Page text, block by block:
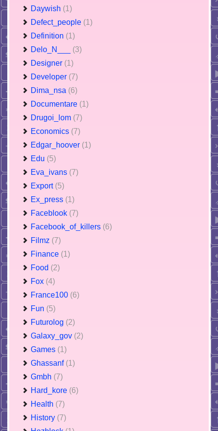
Daywish (1)
Defect_people (1)
Definition (1)
Delo_N___ (3)
Designer (1)
Developer (7)
Dima_nsa (6)
Documentare (1)
Drugoi_lom (7)
Economics (7)
Edgar_hoover (1)
Edu (5)
Eva_ivans (7)
Export (5)
Ex_press (1)
Faceblook (7)
Facebook_of_killers (6)
Filmz (7)
Finance (1)
Food (2)
Fox (4)
France100 (6)
Fun (5)
Futurolog (2)
Galaxy_gov (2)
Games (1)
Ghassanf (1)
Gmbh (7)
Hard_kore (6)
Health (7)
History (7)